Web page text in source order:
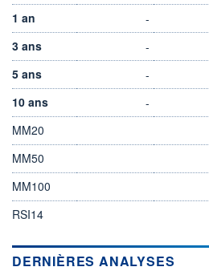
1 an
-
3 ans
-
5 ans
-
10 ans
-
MM20
MM50
MM100
RSI14
DERNIÈRES ANALYSES